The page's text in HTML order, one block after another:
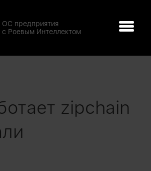
ОС предприятия
с Роевым Интеллектом
zipchain